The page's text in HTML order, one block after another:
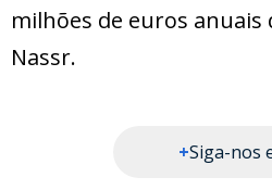
milhões de euros anuais
Nassr.
+Siga-nos